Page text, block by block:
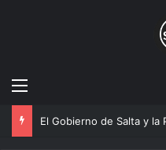
Menú